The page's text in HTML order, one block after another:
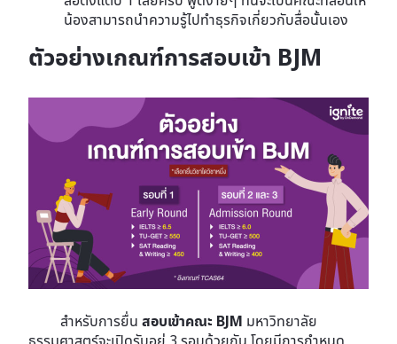
น้องสามารถนำความรู้ไปทำธุรกิจเกี่ยวกับสื่อนั้นเอง
ตัวอย่างเกณฑ์การสอบเข้า BJM
สำหรับการยื่น สอบเข้าคณะ BJM มหาวิทยาลัย